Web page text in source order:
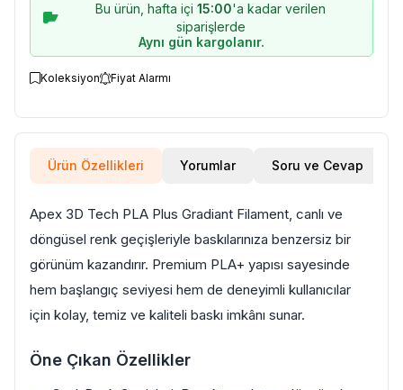
Bu ürün, hafta içi 15:00'a kadar verilen
siparişlerde
Aynı gün kargolanır.
Koleksiyon Fiyat Alarmı
Ürün Özellikleri Yorumlar Soru ve Cevap
Apex 3D Tech PLA Plus Gradiant Filament, canlı ve
döngüsel renk geçişleriyle baskılarınıza benzersiz bir
görünüm kazandırır. Premium PLA+ yapısı sayesinde
hem başlangıç seviyesi hem de deneyimli kullanıcılar
için kolay, temiz ve kaliteli baskı imkânı sunar.
Öne Çıkan Özellikler